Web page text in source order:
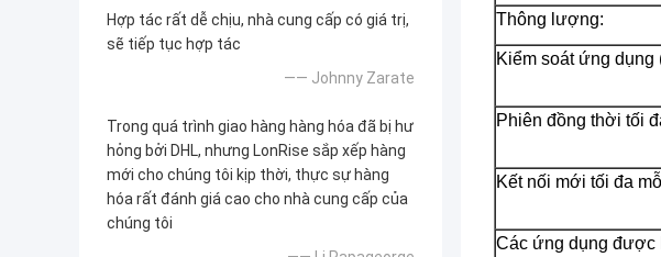
Hợp tác rất dễ chịu, nhà cung cấp có giá trị,
sẽ tiếp tục hợp tác
—— Johnny Zarate
Trong quá trình giao hàng hàng hóa đã bị hư
hỏng bởi DHL, nhưng LonRise sắp xếp hàng
mới cho chúng tôi kịp thời, thực sự hàng
hóa rất đánh giá cao cho nhà cung cấp của
chúng tôi
Thông lượng:
Kiểm soát ứng dụng
Phiên đồng thời tối
Kết nối mới tối đa
Các ứng dụng được